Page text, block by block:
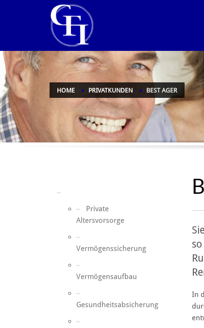
HOME PRIVATKUNDEN BEST AGER
Private
Altersvorsorge
Vermögenssicherung
Vermögensaufbau
Gesundheitsabsicherung
In